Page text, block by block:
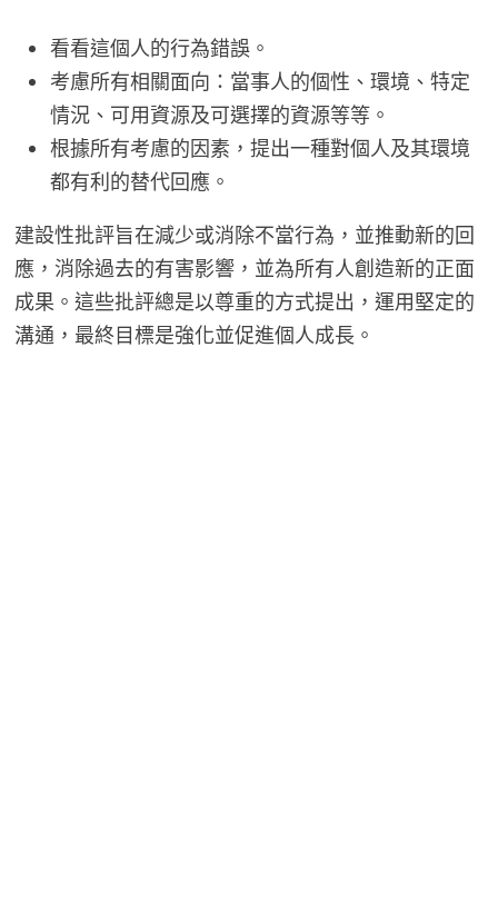
看看這個人的行為錯誤。
考慮所有相關面向：當事人的個性、環境、特定
情況、可用資源及可選擇的資源等等。
根據所有考慮的因素，提出一種對個人及其環境
都有利的替代回應。
建設性批評旨在減少或消除不當行為，並推動新的回
應，消除過去的有害影響，並為所有人創造新的正面
成果。這些批評總是以尊重的方式提出，運用堅定的
溝通，最終目標是強化並促進個人成長。